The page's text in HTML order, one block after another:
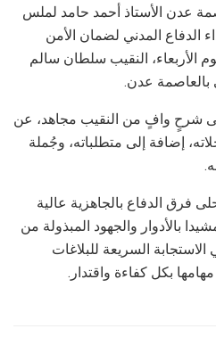
عدن الأستاذ أحمد حامد لملس
الدفاع المدني لضمان الأمن
الأربعاء، النقيب سلطان سالم
بالعاصمة عدن.
شرحٍ وافٍ من النقيب مجاهد، عن
إضافة إلى متطلباته، وجُملة
فرق الدفاع بالجاهزية عالية
بالأدوار والجهود المبذولة من
السريعة للبلاغات
بكل كفاءة واقتدار.